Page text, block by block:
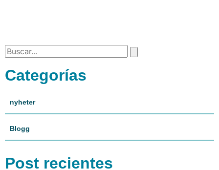
Categorías
nyheter
Blogg
Post recientes